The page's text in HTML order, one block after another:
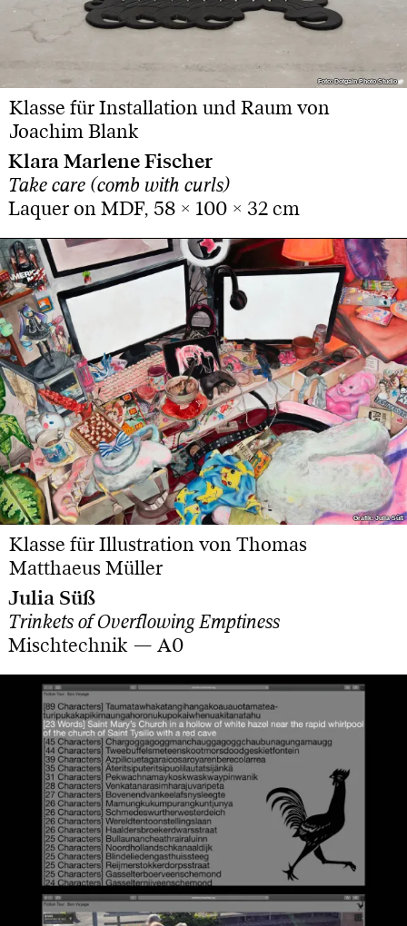
Foto: Dotgain Photo Studio
Foto: Dotgain Photo Studio
Klasse für Installation und Raum von
Joachim Blank
Klara Marlene Fischer
Take care (comb with curls)
Laquer on MDF, 58 × 100 × 32 cm
Grafik: Julia Süß
Grafik: Julia Süß
Klasse für Illustration von Thomas
Matthaeus Müller
Julia Süß
Trinkets of Overflowing Emptiness
Mischtechnik — A0